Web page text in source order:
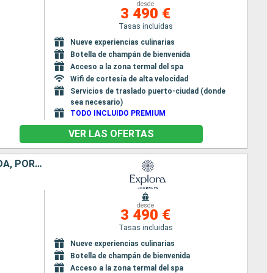
desde
3 490 €
Tasas incluidas
Nueve experiencias culinarias
Botella de champán de bienvenida
Acceso a la zona termal del spa
Wifi de cortesía de alta velocidad
Servicios de traslado puerto-ciudad (donde
sea necesario)
TODO INCLUIDO PREMIUM
VER LAS OFERTAS
ESTADOS UNIDOS, REPÚBLICA DOMINICANA, ANGUILLA, ANTIGUA Y BARBUDA, PORTO RICO
desde
3 490 €
Tasas incluidas
Nueve experiencias culinarias
Botella de champán de bienvenida
Acceso a la zona termal del spa